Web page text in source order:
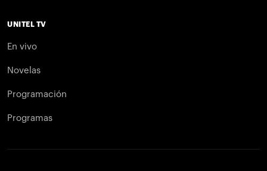
UNITEL TV
En vivo
Novelas
Programación
Programas